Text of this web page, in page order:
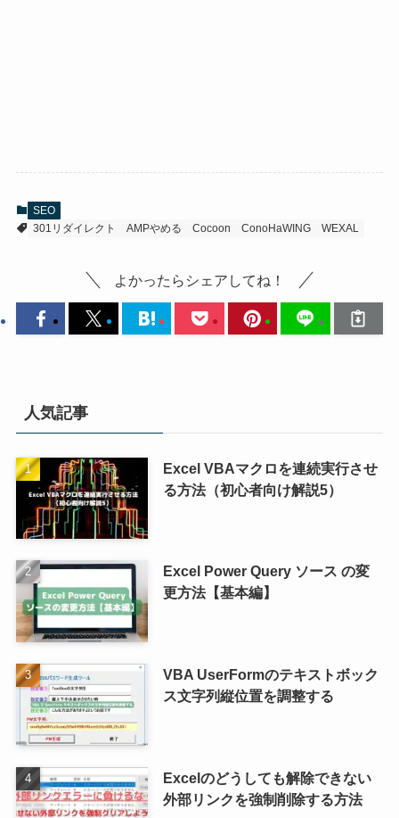
SEO
301リダイレクト
AMPやめる Cocoon ConoHaWING WEXAL
よかったらシェアしてね！
人気記事
Excel VBAマクロを連続実行させ
る方法（初心者向け解説5）
Excel Power Query ソース の変
更方法【基本編】
VBA UserFormのテキストボック
ス文字列縦位置を調整する
Excelのどうしても解除できない
外部リンクを強制削除する方法